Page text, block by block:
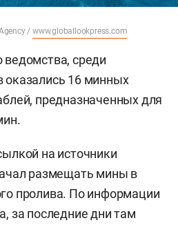
/www.globallookpress.com
среди
оказались 16 минных
предназначенных для
на источники
размещать мины в
пролива. По информации
за последние дни там